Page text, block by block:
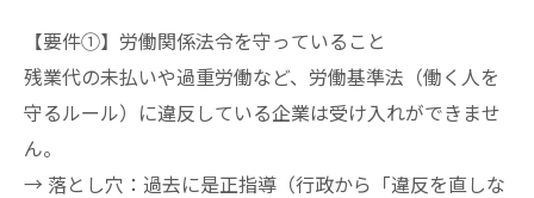
【要件①】労働関係法令を守っていること
残業代の未払いや過重労働など、労働基準法（働く人を
守るルール）に違反している企業は受け入れができませ
ん。
→ 落とし穴：過去に是正指導（行政から「違反を直しな